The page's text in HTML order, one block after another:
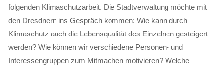
folgenden Klimaschutzarbeit. Die Stadtverwaltung möchte mit
den Dresdnern ins Gespräch kommen: Wie kann durch
Klimaschutz auch die Lebensqualität des Einzelnen gesteigert
werden? Wie können wir verschiedene Personen- und
Interessengruppen zum Mitmachen motivieren? Welche